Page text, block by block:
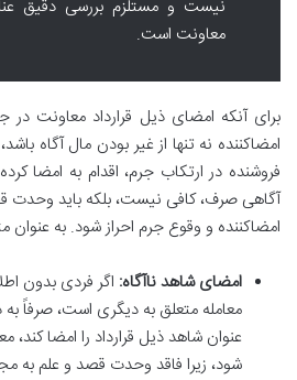
نیست و مستلزم بررسی دقیق
معاونت است.
برای آنکه امضای ذیل قرارداد معاونت
امضاکننده نه تنها از غیر بودن مال آگاه
فروشنده در ارتکاب جرم، اقدام به امضا
آگاهی صرف، کافی نیست، بلکه باید وحدت
امضاکننده و وقوع جرم احراز شود. به عنوان
امضای شاهد ناآگاه: اگر فردی بدون
معامله متعلق به دیگری است، صرفاً
عنوان شاهد ذیل قرارداد را امضا
شود، زیرا فاقد وحدت قصد و علم به